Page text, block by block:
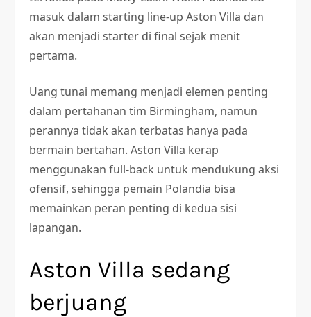
masuk dalam starting line-up Aston Villa dan
akan menjadi starter di final sejak menit
pertama.
Uang tunai memang menjadi elemen penting
dalam pertahanan tim Birmingham, namun
perannya tidak akan terbatas hanya pada
bermain bertahan. Aston Villa kerap
menggunakan full-back untuk mendukung aksi
ofensif, sehingga pemain Polandia bisa
memainkan peran penting di kedua sisi
lapangan.
Aston Villa sedang
berjuang